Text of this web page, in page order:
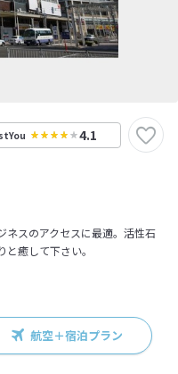
4.1
ネスのアクセスに最適。活性石
癒して下さい。
航空＋宿泊プラン